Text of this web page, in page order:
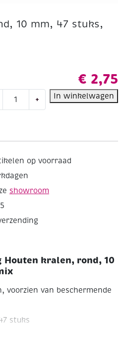
10 mm, 47 stuks,
€ 2,75
+ In winkelwagen
op voorraad
showroom
kralen, rond, 10
voorzien van beschermende
stuks